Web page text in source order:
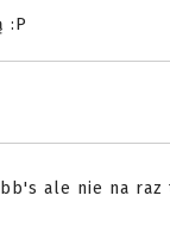
:P
ale nie na